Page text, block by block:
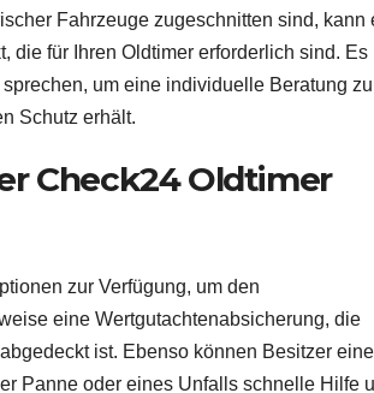
Fahrzeuge zugeschnitten sind, kann
die für Ihren Oldtimer erforderlich sind. Es
um eine individuelle Beratung zu
Schutz erhält.
Check24 Oldtimer
zur Verfügung, um den
eine Wertgutachtenabsicherung, die
ist. Ebenso können Besitzer
Panne oder eines Unfalls schnelle Hilfe